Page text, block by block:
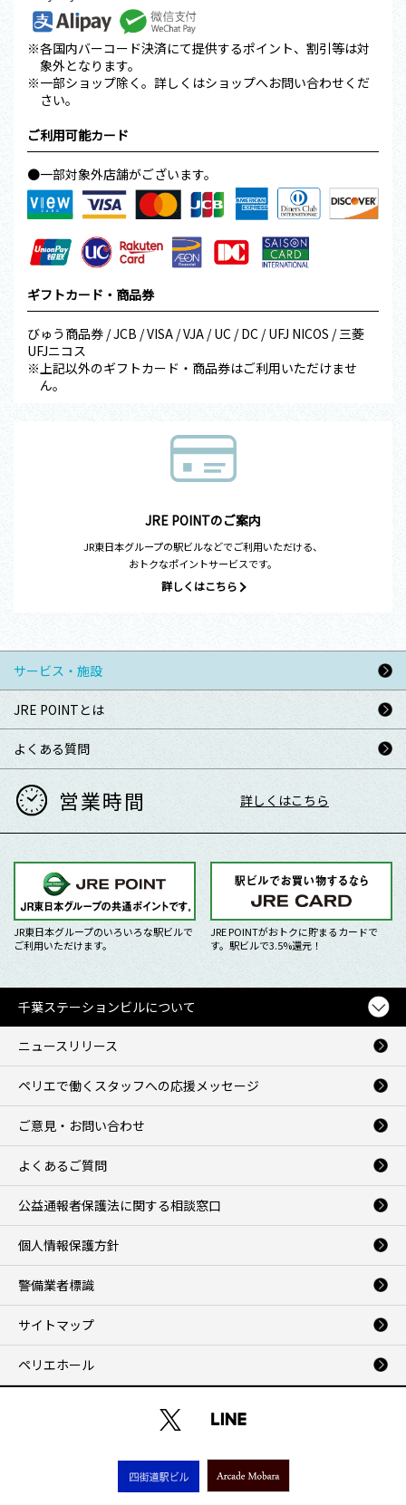
※各国内バーコード決済にて提供するポイント、割引等は対
象外となります。
※一部ショップ除く。詳しくはショップへお問い合わせくだ
さい。
ご利用可能カード
●一部対象外店舗がございます。
ギフトカード・商品券
びゅう商品券 / JCB / VISA / VJA / UC / DC / UFJ NICOS / 三菱
UFJニコス
※上記以外のギフトカード・商品券はご利用いただけませ
ん。
JRE POINTのご案内
JR東日本グループの駅ビルなどでご利用いただける、
おトクなポイントサービスです。
詳しくはこちら
サービス・施設
JRE POINTとは
よくある質問
営業時間 詳しくはこちら
JR東日本グループのいろいろな駅ビルで
ご利用いただけます。
JRE POINTがおトクに貯まるカードで
す。駅ビルで3.5%還元！
千葉ステーションビルについて
ニュースリリース
ペリエで働くスタッフへの応援メッセージ
ご意見・お問い合わせ
よくあるご質問
公益通報者保護法に関する相談窓口
個人情報保護方針
警備業者標識
サイトマップ
ペリエホール